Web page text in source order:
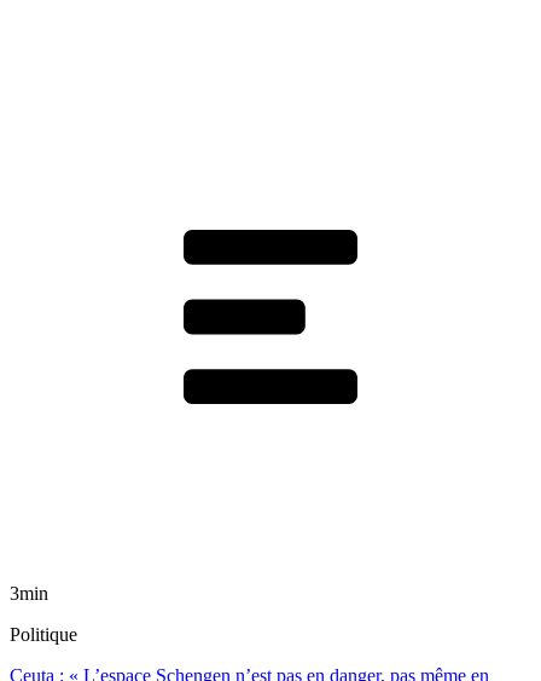
3min
Politique
Ceuta : « L’espace Schengen n’est pas en danger, pas même en